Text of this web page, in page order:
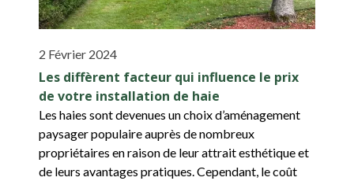
2 Février 2024
Les diffèrent facteur qui influence le prix
de votre installation de haie
Les haies sont devenues un choix d’aménagement
paysager populaire auprès de nombreux
propriétaires en raison de leur attrait esthétique et
de leurs avantages pratiques. Cependant, le coût